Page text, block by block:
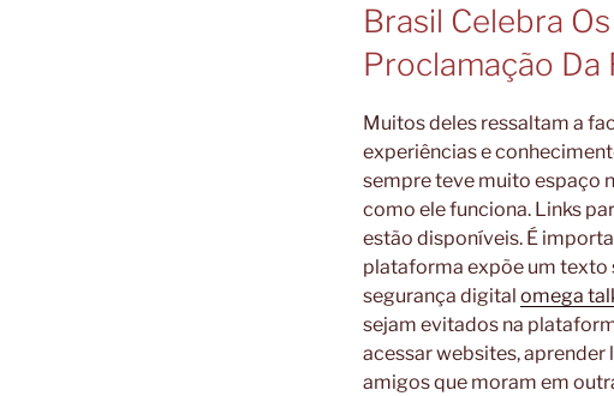
Brasil Celebra
Proclamação Da
Muitos deles ressaltam a
experiências e
sempre teve muito espaço
como ele funciona. Links
estão disponíveis. É
plataforma expõe um texto
segurança digital omega
sejam evitados na
acessar websites,
amigos que moram em